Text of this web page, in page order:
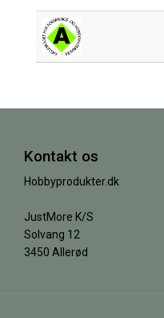
Kontakt os
Hobbyprodukter.dk
JustMore K/S
Solvang 12
3450 Allerød